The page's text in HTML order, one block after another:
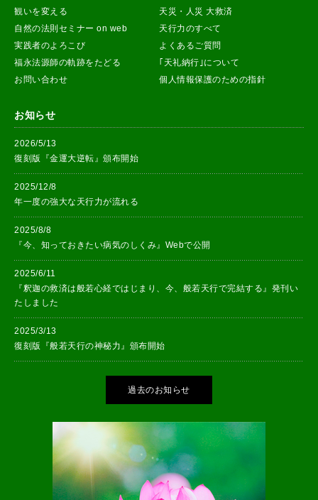
観いを変える
天災・人災 大救済
自然の法則セミナー on web
天行力のすべて
実践者のよろこび
よくあるご質問
福永法源師の軌跡をたどる
｢天礼納行｣について
お問い合わせ
個人情報保護のための指針
お知らせ
2026/5/13
復刻版『金運大逆転』頒布開始
2025/12/8
年一度の強大な天行力が流れる
2025/8/8
『今、知っておきたい病気のしくみ』Webで公開
2025/6/11
『釈迦の救済は般若心経ではじまり、今、般若天行で完結する』発刊い
たしました
2025/3/13
復刻版『般若天行の神秘力』頒布開始
過去のお知らせ